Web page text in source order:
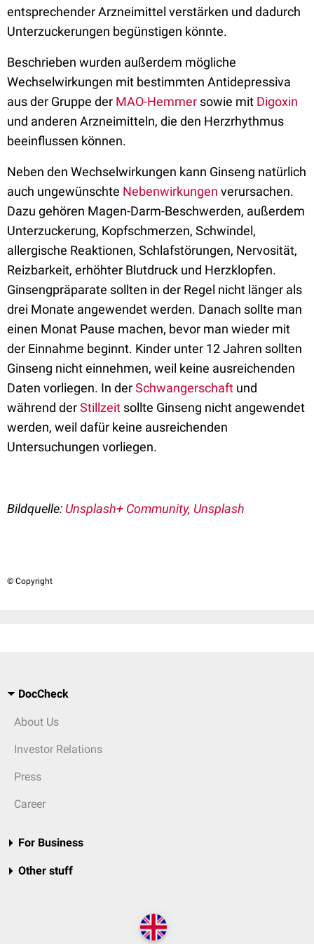
entsprechender Arzneimittel verstärken und dadurch
Unterzuckerungen begünstigen könnte.
Beschrieben wurden außerdem mögliche
Wechselwirkungen mit bestimmten Antidepressiva
aus der Gruppe der MAO-Hemmer sowie mit Digoxin
und anderen Arzneimitteln, die den Herzrhythmus
beeinflussen können.
Neben den Wechselwirkungen kann Ginseng natürlich
auch ungewünschte Nebenwirkungen verursachen.
Dazu gehören Magen-Darm-Beschwerden, außerdem
Unterzuckerung, Kopfschmerzen, Schwindel,
allergische Reaktionen, Schlafstörungen, Nervosität,
Reizbarkeit, erhöhter Blutdruck und Herzklopfen.
Ginsengpräparate sollten in der Regel nicht länger als
drei Monate angewendet werden. Danach sollte man
einen Monat Pause machen, bevor man wieder mit
der Einnahme beginnt. Kinder unter 12 Jahren sollten
Ginseng nicht einnehmen, weil keine ausreichenden
Daten vorliegen. In derSchwangerschaft und
während derStillzeit sollte Ginseng nicht angewendet
werden, weil dafür keine ausreichenden
Untersuchungen vorliegen.
Bildquelle: Unsplash+ Community, Unsplash
© Copyright
DocCheck
About Us
Investor Relations
Press
Career
For Business
Other stuff